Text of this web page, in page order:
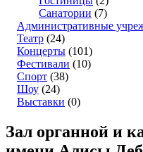
Санатории (7)
Административные
Театр (24)
Концерты (101)
Фестивали (10)
Спорт (38)
Шоу (24)
Выставки (0)
Зал органной и